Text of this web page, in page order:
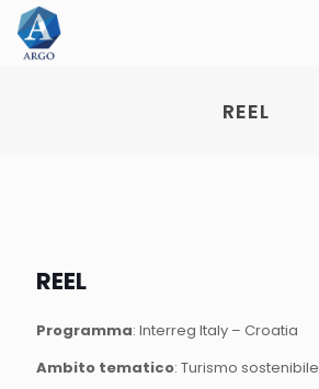
REEL
REEL
Programma: Interreg Italy – Croatia
Ambito tematico: Turismo sostenibile